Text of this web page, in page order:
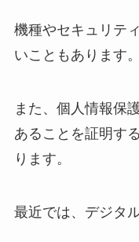
機種やセキュリテ
いこともあります。
また、個人情報保
あることを証明す
ります。
最近では、デジタ